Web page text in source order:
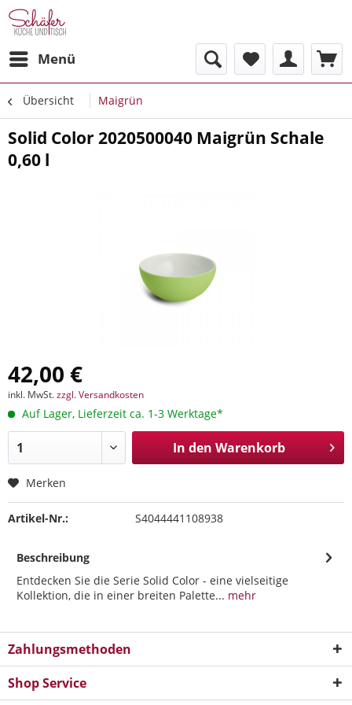
Menü
Übersicht Maigrün
Solid Color 2020500040 Maigrün Schale
0,60 l
42,00 €
inkl. MwSt.zzgl. Versandkosten
Auf Lager, Lieferzeit ca. 1-3 Werktage*
In den Warenkorb
Merken
Artikel-Nr.: S4044441108938
Beschreibung
Entdecken Sie die Serie Solid Color - eine vielseitige
Kollektion, die in einer breiten Palette... mehr
Zahlungsmethoden
Shop Service